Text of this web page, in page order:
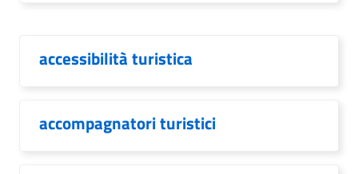
accessibilità turistica
accompagnatori turistici